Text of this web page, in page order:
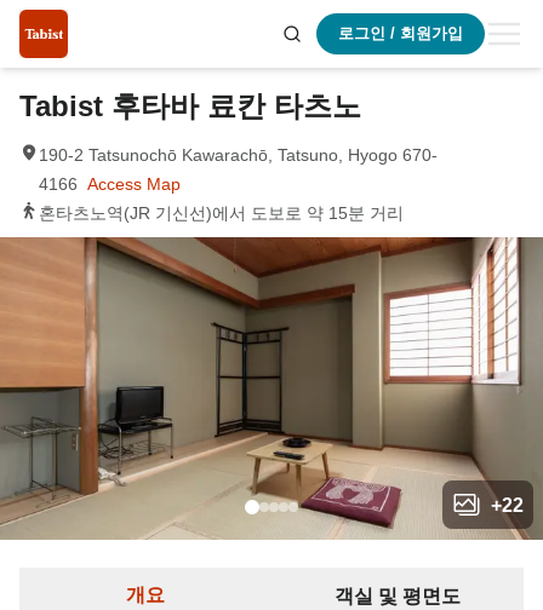
로그인 / 회원가입
+22
Tabist 후타바 료칸 타츠노
190-2 Tatsunochō Kawarachō, Tatsuno, Hyogo 670-
4166 Access Map
혼타츠노역(JR 기신선)에서 도보로 약 15분 거리
개요 객실 및 평면도